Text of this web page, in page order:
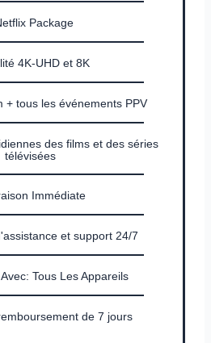
Package
4K-UHD et 8K
+ tous les événements PPV
des films et des séries
télévisées
Immédiate
et support 24/7
Tous Les Appareils
de 7 jours